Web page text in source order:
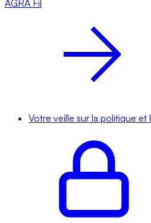
AGRA Fil
Votre veille sur la politique